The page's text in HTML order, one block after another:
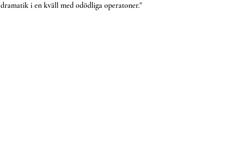
dramatik i en kväll med odödliga operatoner."